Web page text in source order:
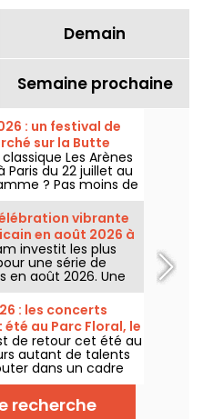
Demain
Semaine prochaine
: un festival de
sur la Butte
Les Arènes
Paris du 22 juillet au
? Pas moins de
des Arènes de
pour écouter
vibrante
en août 2026 à
investit les plus
une série de
en août 2026. Une
qui célèbre
à travers les
l'Église Afro-
: les concerts
au Parc Floral, le
de retour cet été au
autant de talents
dans un cadre
des concerts
24 juin au 6
recherche